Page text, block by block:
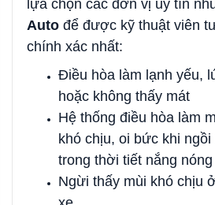
lựa chọn các đơn vị uy tín
Auto để được kỹ thuật viên
chính xác nhất:
Điều hòa làm lạnh yếu,
hoặc không thấy mát
Hệ thống điều hòa làm
khó chịu, oi bức khi
trong thời tiết nắng nóng
Ngừi thấy mùi khó chịu